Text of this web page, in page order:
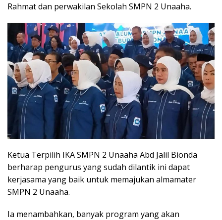
Rahmat dan perwakilan Sekolah SMPN 2 Unaaha.
Ketua Terpilih IKA SMPN 2 Unaaha Abd Jalil Bionda
berharap pengurus yang sudah dilantik ini dapat
kerjasama yang baik untuk memajukan almamater
SMPN 2 Unaaha.
Ia menambahkan, banyak program yang akan